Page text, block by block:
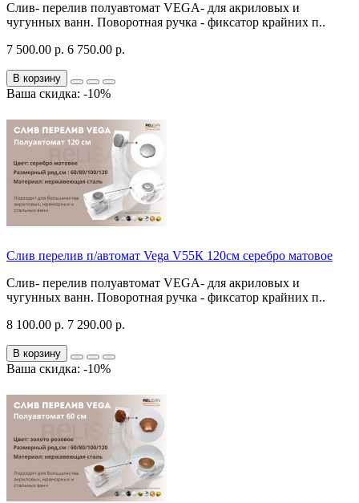
Слив- перелив полуавтомат VEGA- для акриловых и
чугунных ванн. Поворотная ручка - фиксатор крайних п..
7 500.00 р. 6 750.00 р.
В корзину
Ваша скидка: -10%
Слив перелив п/автомат Vega V55К 120см серебро матовое
Слив- перелив полуавтомат VEGA- для акриловых и
чугунных ванн. Поворотная ручка - фиксатор крайних п..
8 100.00 р. 7 290.00 р.
В корзину
Ваша скидка: -10%